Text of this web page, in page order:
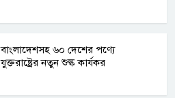
বাংলাদেশসহ ৬০ দেশের পণ্যে
যুক্তরাষ্ট্রের নতুন শুল্ক কার্যকর